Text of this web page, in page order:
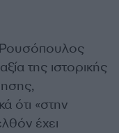
Ρουσόπουλος
της ιστορικής
ότι «στην
έχει